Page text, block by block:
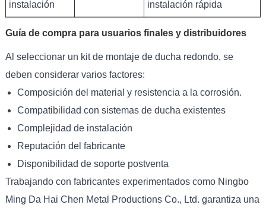
instalación
instalación rápida
Guía de compra para usuarios finales y distribuidores
Al seleccionar un kit de montaje de ducha redondo, se
deben considerar varios factores:
Composición del material y resistencia a la corrosión.
Compatibilidad con sistemas de ducha existentes
Complejidad de instalación
Reputación del fabricante
Disponibilidad de soporte postventa
Trabajando con fabricantes experimentados como Ningbo
Ming Da Hai Chen Metal Productions Co., Ltd. garantiza una